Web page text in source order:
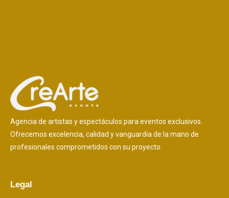
Agencia de artistas y espectáculos para eventos exclusivos.
Ofrecemos excelencia, calidad y vanguardia de la mano de
profesionales comprometidos con su proyecto.
Legal